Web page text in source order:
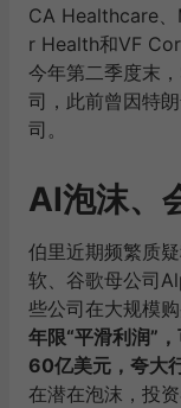
CA Healthcare
r Health和VF
今年第二季度末
司，此前曾因特
司。
AI泡沫、
伯里近期频繁质
软、谷歌母公司
些公司在大规模
年限“平滑利润”
60亿美元，夸大
在潜在泡沫，投